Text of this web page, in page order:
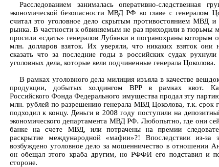
Расследованием занималась оперативно-следственная
экономической безопасности МВД РФ во главе с генералом
считал это уголовное дело скрытым противостоянием МВД
рынка. В частности к обвиняемым не раз приходили в тюрьмы
просили «сдать» генералов Лубянки и погранохраны которым
млн. долларов взяток. Их уверяли, что никаких взяток они
сказать что за последние годы в российских судах
уголовных дела, которые вели подчиненные генерала Цоколова.
В рамках уголовного дела милиция изъяла в качестве
продукции, добытых холдингом ВРР в рамках квот.
Российского Фонда Федерального имущества продал эту
млн. рублей по разрешению генерала МВД Цоколова, т.к. срок
подходил к концу. Деньги в 2008 году поступили на
экономического департамента МВД РФ. Любопытно, где они
банке на счете МВД, или потрачены на премии
раскрытие международной «мафии»?! Впоследствии из-за
возбуждено уголовное дело за мошенничество в отношении
он обещал этого краба другим, но РФФИ его подставил и
стороне.